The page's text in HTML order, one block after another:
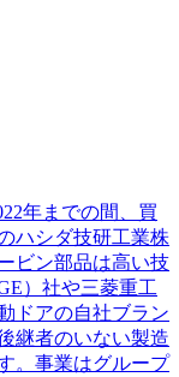
年までの間、買
ハシダ技研工業株
ビン部品は高い技
）社や三菱重工
ドアの自社ブラン
継者のいない製造
。事業はグループ